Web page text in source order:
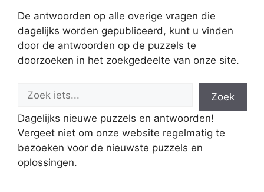
De antwoorden op alle overige vragen die
dagelijks worden gepubliceerd, kunt u vinden
door de antwoorden op de puzzels te
doorzoeken in het zoekgedeelte van onze site.
Zoek
Dagelijks nieuwe puzzels en antwoorden!
Vergeet niet om onze website regelmatig te
bezoeken voor de nieuwste puzzels en
oplossingen.